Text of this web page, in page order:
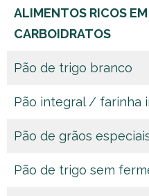
ALIMENTOS RICOS EM
CARBOIDRATOS
Pão de trigo branco
Pão integral / farinha
Pão de grãos
Pão de trigo sem